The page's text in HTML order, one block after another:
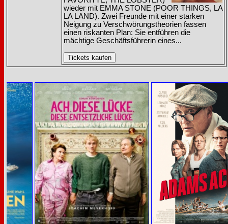
wieder mit EMMA STONE (POOR THINGS, LA
LA LAND). Zwei Freunde mit einer starken
Neigung zu Verschwörungstheorien fassen
einen riskanten Plan: Sie entführen die
mächtige Geschäftsführerin eines...